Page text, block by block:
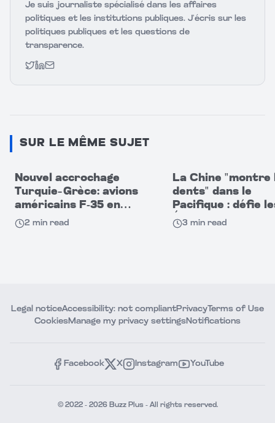
Je suis journaliste spécialisé dans les affaires
politiques et les institutions publiques. J’écris sur les
politiques publiques et les questions de
transparence.
SUR LE MÊME SUJET
Nouvel accrochage
Turquie–Grèce: avions
américains F-35 en
cause
2 min read
La Chine "montre
dents" dans le
Pacifique : défie
États-Unis par
capacités
3 min read
Legal noticeAccessibility: not compliantPrivacyTerms of Use
CookiesManage my privacy settingsNotifications
Facebook X Instagram YouTube
© 2022 - 2026 Buzz Plus - All rights reserved.